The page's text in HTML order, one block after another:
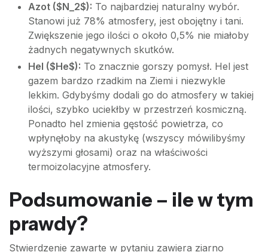
Azot ($N_2$): To najbardziej naturalny wybór.
Stanowi już 78% atmosfery, jest obojętny i tani.
Zwiększenie jego ilości o około 0,5% nie miałoby
żadnych negatywnych skutków.
Hel ($He$): To znacznie gorszy pomysł. Hel jest
gazem bardzo rzadkim na Ziemi i niezwykle
lekkim. Gdybyśmy dodali go do atmosfery w takiej
ilości, szybko uciekłby w przestrzeń kosmiczną.
Ponadto hel zmienia gęstość powietrza, co
wpłynęłoby na akustykę (wszyscy mówilibyśmy
wyższymi głosami) oraz na właściwości
termoizolacyjne atmosfery.
Podsumowanie – ile w tym
prawdy?
Stwierdzenie zawarte w pytaniu zawiera ziarno